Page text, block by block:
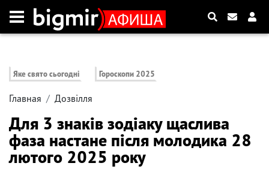
Яке свято сьогодні Гороскопи 2025
Главная Дозвілля
Для 3 знаків зодіаку щаслива
фаза настане після молодика 28
лютого 2025 року